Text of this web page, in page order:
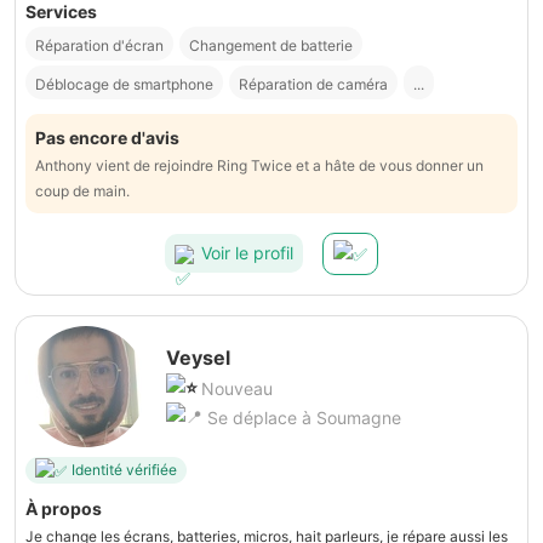
Services
Réparation d'écran Changement de batterie
Déblocage de smartphone Réparation de caméra ...
Pas encore d'avis
Anthony vient de rejoindre Ring Twice et a hâte de vous donner un
coup de main.
Voir le profil
Veysel
Nouveau
Se déplace à Soumagne
Identité vérifiée
À propos
Je change les écrans, batteries, micros, hait parleurs, je répare aussi les